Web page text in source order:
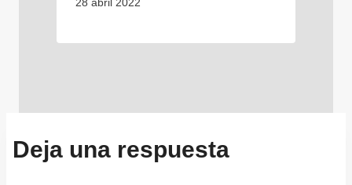
28 abril 2022
Deja una respuesta